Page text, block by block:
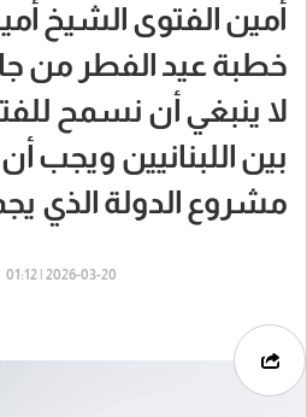
أمين الفتوى الشيخ
خطبة عيد الفطر من
لا ينبغي أن نسمح
بين اللبنانيين ويجب
مشروع الدولة الذي
2026-03-20 | 01:12